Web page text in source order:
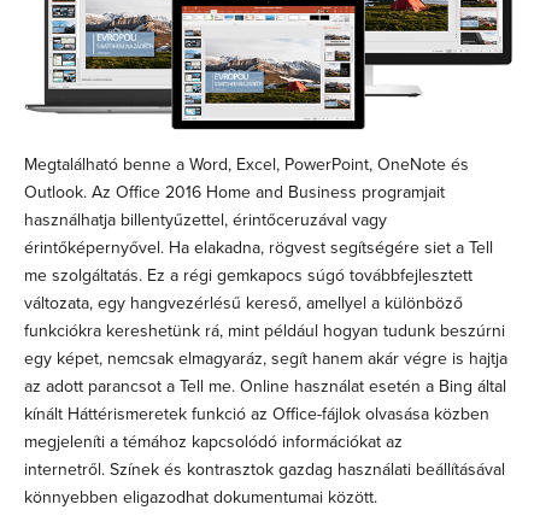
Megtalálható benne a Word, Excel, PowerPoint, OneNote és
Outlook. Az Office 2016 Home and Business programjait
használhatja billentyűzettel, érintőceruzával vagy
érintőképernyővel. Ha elakadna, rögvest segítségére siet a Tell
me szolgáltatás. Ez a régi gemkapocs súgó továbbfejlesztett
változata, egy hangvezérlésű kereső, amellyel a különböző
funkciókra kereshetünk rá, mint például hogyan tudunk beszúrni
egy képet, nemcsak elmagyaráz, segít hanem akár végre is hajtja
az adott parancsot a Tell me. Online használat esetén a Bing által
kínált Háttérismeretek funkció az Office-fájlok olvasása közben
megjeleníti a témához kapcsolódó információkat az
internetről. Színek és kontrasztok gazdag használati beállításával
könnyebben eligazodhat dokumentumai között.